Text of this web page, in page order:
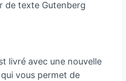
de texte Gutenberg
livré avec une nouvelle
vous permet de